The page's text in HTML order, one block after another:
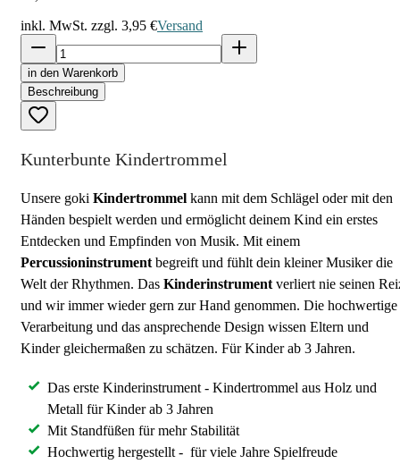
inkl. MwSt. zzgl. 3,95 €Versand
in den Warenkorb
Beschreibung
Kunterbunte Kindertrommel
Unsere goki Kindertrommel kann mit dem Schlägel oder mit den
Händen bespielt werden und ermöglicht deinem Kind ein erstes
Entdecken und Empfinden von Musik. Mit einem
Percussioninstrument begreift und fühlt dein kleiner Musiker die
Welt der Rhythmen. Das Kinderinstrument verliert nie seinen
und wir immer wieder gern zur Hand genommen. Die hochwertige
Verarbeitung und das ansprechende Design wissen Eltern und
Kinder gleichermaßen zu schätzen. Für Kinder ab 3 Jahren.
Das erste Kinderinstrument - Kindertrommel aus Holz und
Metall für Kinder ab 3 Jahren
Mit Standfüßen für mehr Stabilität
Hochwertig hergestellt - für viele Jahre Spielfreude